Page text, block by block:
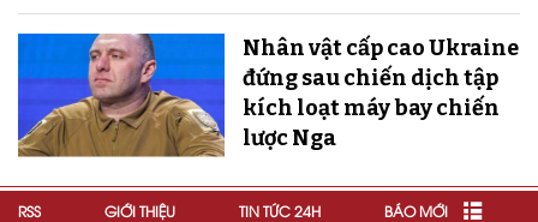
Nhân vật cấp cao Ukraine
đứng sau chiến dịch tập
kích loạt máy bay chiến
lược Nga
RSS GIỚI THIỆU TIN TỨC 24H BÁO MỚI